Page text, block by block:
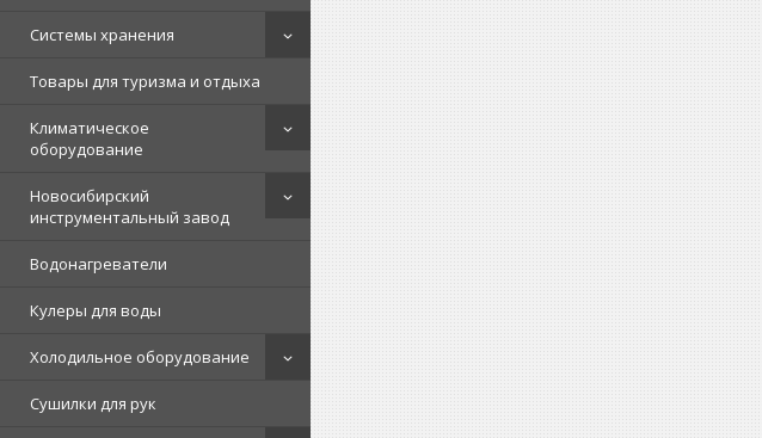
Системы хранения
Товары для туризма и отдыха
Климатическое
оборудование
Новосибирский
инструментальный завод
Водонагреватели
Кулеры для воды
Холодильное оборудование
Сушилки для рук